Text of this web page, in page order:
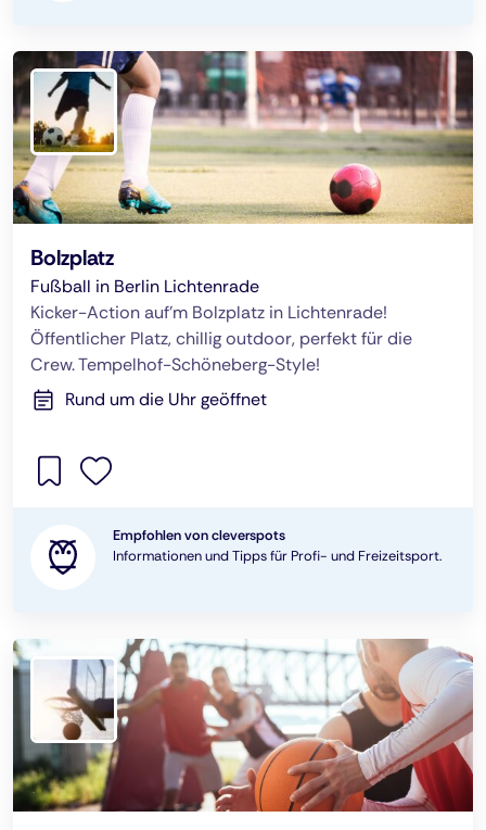
Bolzplatz
Fußball in Berlin Lichtenrade
Kicker-Action auf’m Bolzplatz in Lichtenrade!
Öffentlicher Platz, chillig outdoor, perfekt für die
Crew. Tempelhof-Schöneberg-Style!
Rund um die Uhr geöffnet
Empfohlen von cleverspots
Informationen und Tipps für Profi- und Freizeitsport.